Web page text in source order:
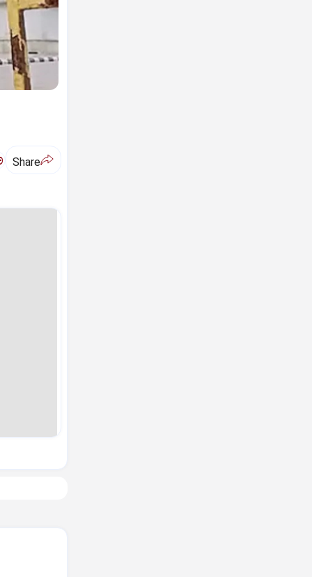
Share